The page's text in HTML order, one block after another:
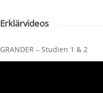
Erklärvideos
GRANDER – Studien 1 & 2